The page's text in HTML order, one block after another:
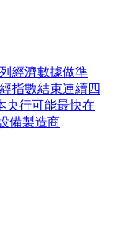
經濟數據做準
指數結束連續四
央行可能最快在
備製造商